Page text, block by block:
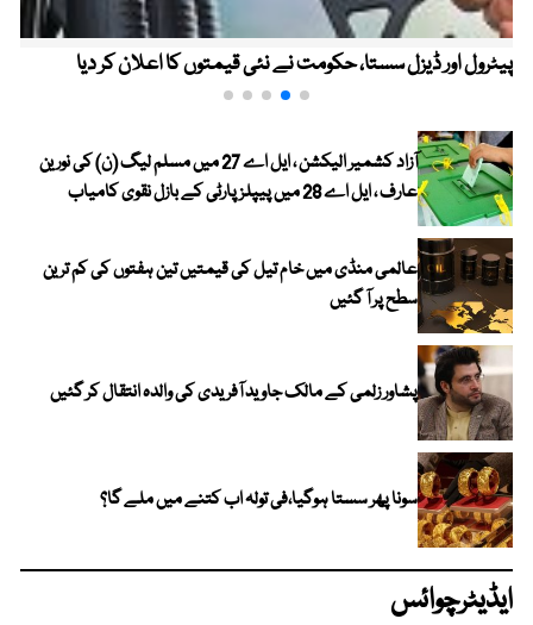
پیٹرول اور ڈیزل سستا، حکومت نے نئی قیمتوں کا اعلان کر دیا
آزاد کشمیر الیکشن ، ایل اے 27 میں مسلم لیگ (ن) کی نورین
عارف ، ایل اے 28 میں پیپلز پارٹی کے بازل نقوی کامیاب
عالمی منڈی میں خام تیل کی قیمتیں تین ہفتوں کی کم ترین
سطح پر آ گئیں
پشاور زلمی کے مالک جاوید آفریدی کی والدہ انتقال کر گئیں
سونا پھر سستا ہوگیا،فی تولہ اب کتنے میں ملے گا؟
ایڈیٹرچوائس